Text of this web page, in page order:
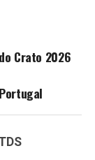
Crato 2026